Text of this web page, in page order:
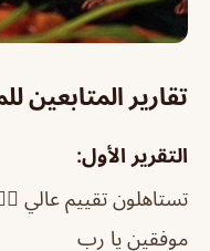
تقارير المتابعين
التقرير الأول:
تستاهلون تقييم عالي
موفقين يا رب